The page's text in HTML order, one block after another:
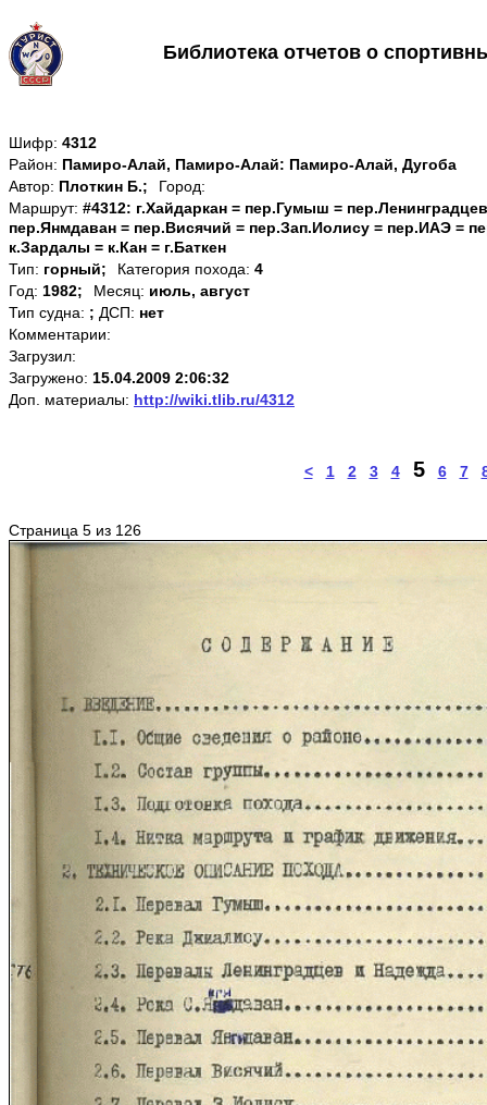
Библиотека отчетов о
Шифр: 4312
Район: Памиро-Алай, Памиро-Алай: Памиро-Алай, Дугоба
Автор: Плоткин Б.;
Город:
Маршрут: #4312: г.Хайдаркан = пер.Гумыш =
пер.Янмдаван = пер.Висячий = пер.Зап.Иолису = пер.ИАЭ =
к.Зардалы = к.Кан = г.Баткен
Тип: горный; Категория похода: 4
Год: 1982; Месяц: июль, август
Тип судна: ; ДСП: нет
Комментарии:
Загрузил:
Загружено: 15.04.2009 2:06:32
Доп. материалы: http://wiki.tlib.ru/4312
< 1 2 3 4 5 6 7
Страница 5 из 126